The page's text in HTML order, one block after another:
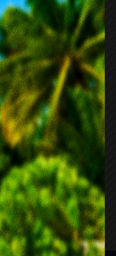
L M M
3 4 5
10 11 12
17 18
24 25 26
31
« Juil